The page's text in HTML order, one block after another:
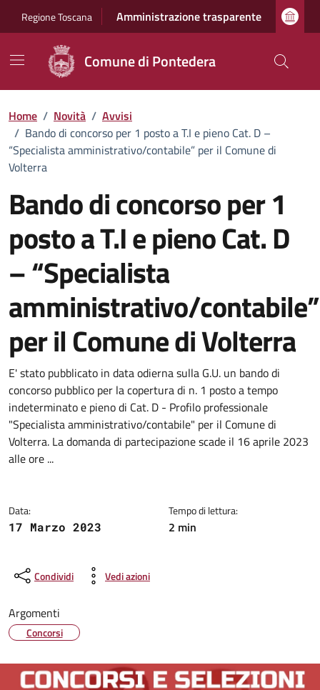
Regione Toscana Amministrazione trasparente
Comune di Pontedera
Home / Novità / Avvisi
/ Bando di concorso per 1 posto a T.I e pieno Cat. D –
“Specialista amministrativo/contabile” per il Comune di
Volterra
Bando di concorso per 1
posto a T.I e pieno Cat. D
– “Specialista
amministrativo/contabile”
per il Comune di Volterra
Dettagli della notizia
E' stato pubblicato in data odierna sulla G.U. un bando di
concorso pubblico per la copertura di n. 1 posto a tempo
indeterminato e pieno di Cat. D - Profilo professionale
"Specialista amministrativo/contabile" per il Comune di
Volterra. La domanda di partecipazione scade il 16 aprile 2023
alle ore ...
Data:
17 Marzo 2023
Tempo di lettura:
2 min
Condividi Vedi azioni
Argomenti
Concorsi